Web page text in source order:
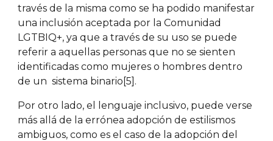
través de la misma como se ha podido manifestar
una inclusión aceptada por la Comunidad
LGTBIQ+, ya que a través de su uso se puede
referir a aquellas personas que no se sienten
identificadas como mujeres o hombres dentro
de un sistema binario[5].
Por otro lado, el lenguaje inclusivo, puede verse
más allá de la errónea adopción de estilismos
ambiguos, como es el caso de la adopción del